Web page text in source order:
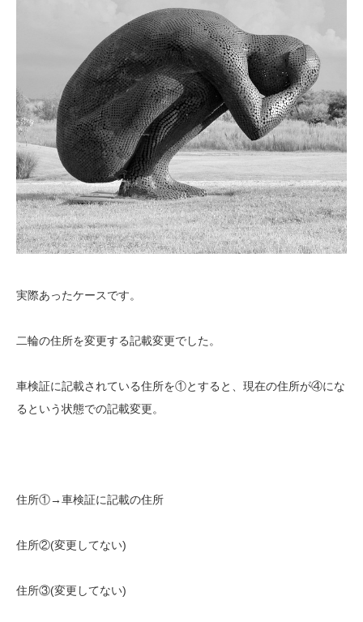
実際あったケースです。
二輪の住所を変更する記載変更でした。
車検証に記載されている住所を①とすると、現在の住所が④にな
るという状態での記載変更。
住所①→車検証に記載の住所
住所②(変更してない)
住所③(変更してない)